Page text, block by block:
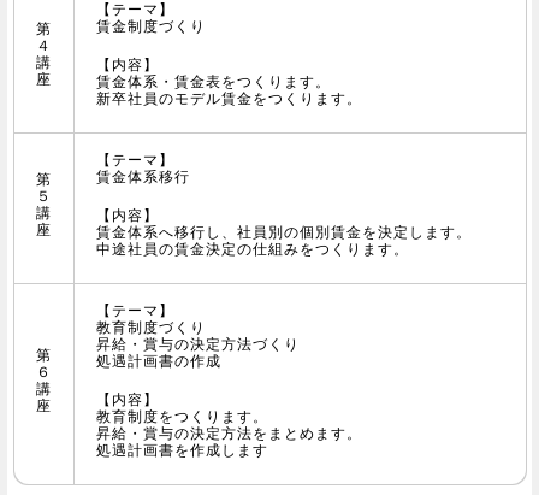
第
４
講
座
【テーマ】
賃金制度づくり
【内容】
賃金体系・賃金表をつくります。
新卒社員のモデル賃金をつくります。
第
５
講
座
【テーマ】
賃金体系移行
【内容】
賃金体系へ移行し、社員別の個別賃金を決定します。
中途社員の賃金決定の仕組みをつくります。
第
６
講
座
【テーマ】
教育制度づくり
昇給・賞与の決定方法づくり
処遇計画書の作成
【内容】
教育制度をつくります。
昇給・賞与の決定方法をまとめます。
処遇計画書を作成します